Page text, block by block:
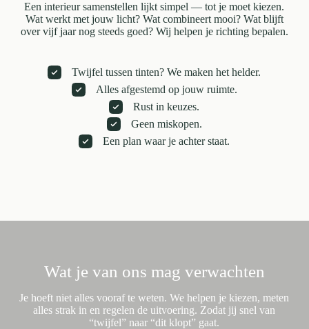
Een interieur samenstellen lijkt simpel — tot je moet kiezen.
Wat werkt met jouw licht? Wat combineert mooi? Wat blijft
over vijf jaar nog steeds goed? Wij helpen je richting bepalen.
Twijfel tussen tinten? We maken het helder.
Alles afgestemd op jouw ruimte.
Rust in keuzes.
Geen miskopen.
Een plan waar je achter staat.
Wat je van ons mag verwachten
Je hoeft niet alles vooraf te weten. We helpen je kiezen, meten
alles strak in en regelen de uitvoering. Zodat jij snel van
“twijfel” naar “dit klopt” gaat.